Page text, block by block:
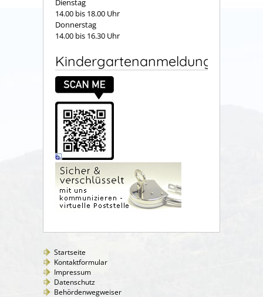
Dienstag
14.00 bis 18.00 Uhr
Donnerstag
14.00 bis 16.30 Uhr
Kindergartenanmeldung
Startseite
Kontaktformular
Impressum
Datenschutz
Behördenwegweiser